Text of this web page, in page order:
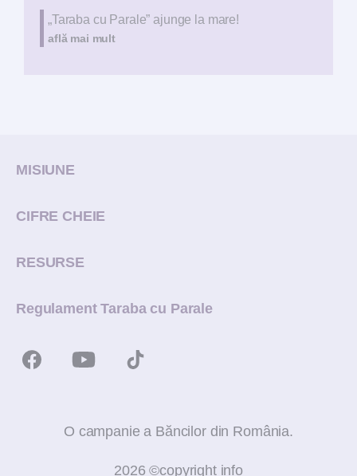
„Taraba cu Parale” ajunge la mare!
află mai mult
MISIUNE
CIFRE CHEIE
RESURSE
Regulament Taraba cu Parale
O campanie a Băncilor din România.
2026 ©copyright info